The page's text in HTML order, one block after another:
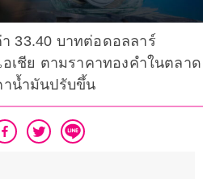
33.40 บาทต่อดอลลาร์
เชีย ตามราคาทองคำในตลาด
าน้ำมันปรับขึ้น